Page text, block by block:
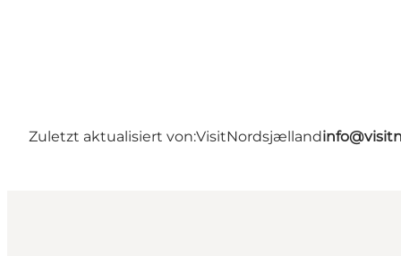
Zuletzt aktualisiert von:VisitNordsjælland